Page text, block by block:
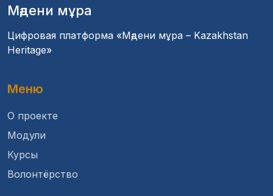
Мәдени мұра
Цифровая платформа «Мәдени мұра – Kazakhstan
Heritage»
Меню
О проекте
Модули
Курсы
Волонтёрство